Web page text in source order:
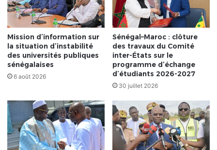
Mission d’information sur
la situation d’instabilité
des universités publiques
sénégalaises
6 août 2026
Sénégal–Maroc : clôture
des travaux du Comité
inter-États sur le
programme d’échange
d’étudiants 2026-2027
30 juillet 2026